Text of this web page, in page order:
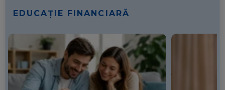
EDUCAȚIE FINANCIARĂ